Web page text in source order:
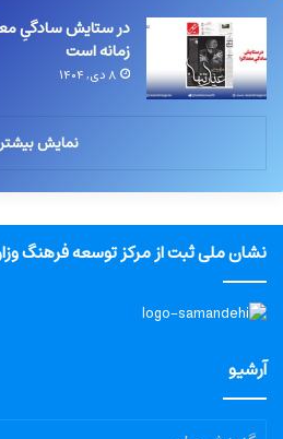
در ستایش سادگیِ
زمانه است
۸ دی, ۱۴۰۴
نمایش
نشان ملی ثبت از مرکز توسعه فرهنگ
آرشیو
آرشیو